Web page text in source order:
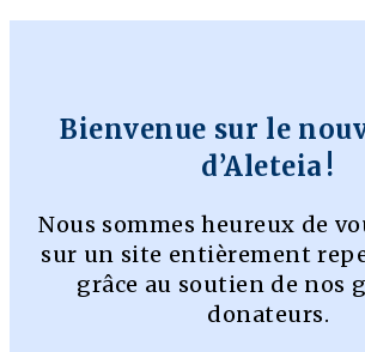
Bienvenue sur le
d’Aleteia !
Nous sommes heureux de
sur un site entièrement
grâce au soutien de nos
donateurs.